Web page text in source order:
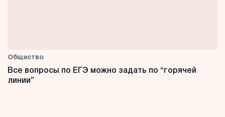
Общество
Все вопросы по ЕГЭ можно задать по “горячей
линии”